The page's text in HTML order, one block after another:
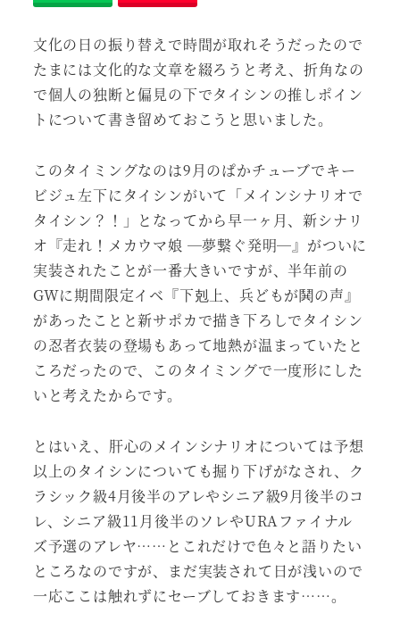
文化の日の振り替えで時間が取れそうだったので
たまには文化的な文章を綴ろうと考え、折角なの
で個人の独断と偏見の下でタイシンの推しポイン
トについて書き留めておこうと思いました。
このタイミングなのは9月のぱかチューブでキー
ビジュ左下にタイシンがいて「メインシナリオで
タイシン？！」となってから早一ヶ月、新シナリ
オ『走れ！メカウマ娘 ―夢繋ぐ発明―』がついに
実装されたことが一番大きいですが、半年前の
GWに期間限定イベ『下剋上、兵どもが鬨の声』
があったことと新サポカで描き下ろしでタイシン
の忍者衣装の登場もあって地熱が温まっていたと
ころだったので、このタイミングで一度形にした
いと考えたからです。
とはいえ、肝心のメインシナリオについては予想
以上のタイシンについても掘り下げがなされ、ク
ラシック級4月後半のアレやシニア級9月後半のコ
レ、シニア級11月後半のソレやURAファイナル
ズ予選のアレヤ……とこれだけで色々と語りたい
ところなのですが、まだ実装されて日が浅いので
一応ここは触れずにセーブしておきます……。